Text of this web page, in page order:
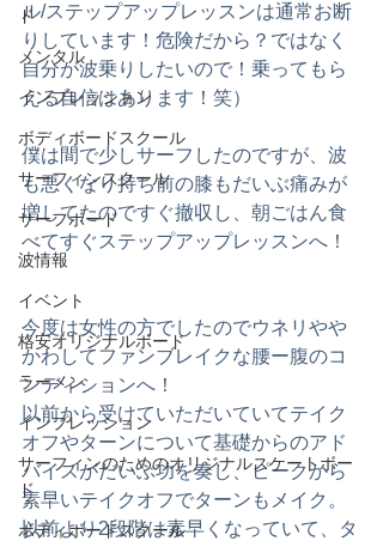
ド
メンタル
インプレッション
ボディボードスクール
サーフィンスクール
サーフボード
波情報
イベント
格安オリジナルボード
ラーメン
インプレッション
サーフィンのためのオリジナルスケートボー
ド
ボディボードスクール
ル/ステップアップレッスンは通常お断
りしています！危険だから？ではなく
自分が波乗りしたいので！乗ってもら
える自信はあります！笑）
僕は間で少しサーフしたのですが、波
も悪くなり持ち前の膝もだいぶ痛みが
増してたのですぐ撤収し、朝ごはん食
べてすぐステップアップレッスンへ！
今度は女性の方でしたのでウネリやや
かわしてファンブレイクな腰ー腹のコ
ンディションへ！
以前から受けていただいていてテイク
オフやターンについて基礎からのアド
バイスがだいぶ功を奏し、ピークから
素早いテイクオフでターンもメイク。
以前より2段階は素早くなっていて、タ